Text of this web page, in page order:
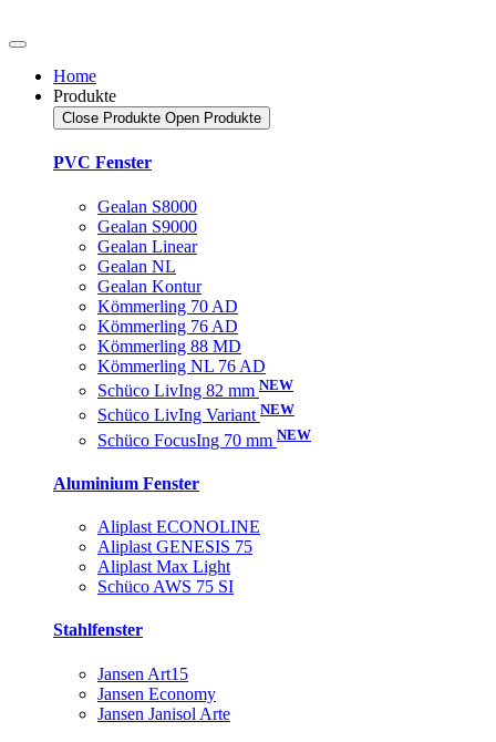
Home
Produkte
Close Produkte Open Produkte
PVC Fenster
Gealan S8000
Gealan S9000
Gealan Linear
Gealan NL
Gealan Kontur
Kömmerling 70 AD
Kömmerling 76 AD
Kömmerling 88 MD
Kömmerling NL 76 AD
Schüco LivIng 82 mm NEW
Schüco LivIng Variant NEW
Schüco FocusIng 70 mm NEW
Aluminium Fenster
Aliplast ECONOLINE
Aliplast GENESIS 75
Aliplast Max Light
Schüco AWS 75 SI
Stahlfenster
Jansen Art15
Jansen Economy
Jansen Janisol Arte